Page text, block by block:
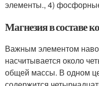
элементы., 4)
Магнезия в составе
Важным элементом
насчитывается около
общей массы. В одном